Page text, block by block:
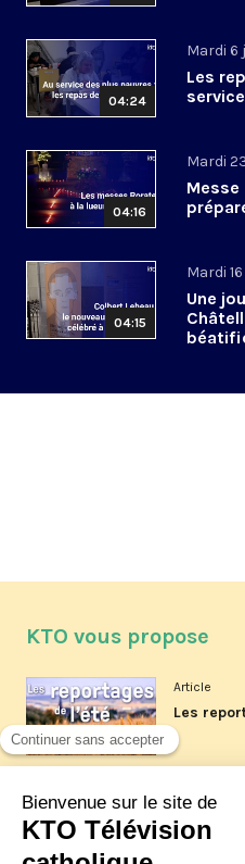
04:24
Mardi 6
Les
04:16
Mardi
Messe
04:15
Mardi
Une
KTO vous propose
Article
Les
La visite
XIV à
jeudi 6